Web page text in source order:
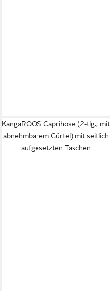
KangaROOS Caprihose (2-tlg., mit
abnehmbarem Gürtel) mit seitlich
aufgesetzten Taschen